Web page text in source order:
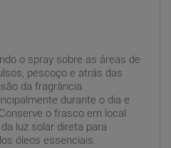
o spray sobre as áreas de
pescoço e atrás das
da fragrância.
durante o dia e
o frasco em local
luz solar direta para
óleos essenciais.